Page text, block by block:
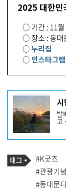
2025 대한민
○ 기간 : 11월
○ 장소 : 동대
○누리집
○인스타그램
기
사
작
성
자
프
필
발
고
기
사
관
련
태
태
그
#K굿즈
#관광기
#동대문